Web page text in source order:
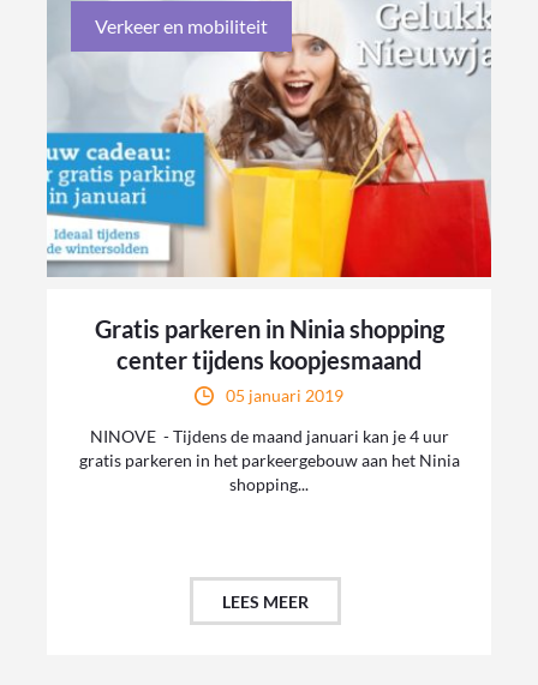
Verkeer en mobiliteit
Gratis parkeren in Ninia shopping
center tijdens koopjesmaand
05 januari 2019
NINOVE - Tijdens de maand januari kan je 4 uur
gratis parkeren in het parkeergebouw aan het Ninia
shopping...
LEES MEER